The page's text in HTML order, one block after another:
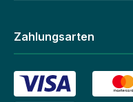
Zahlungsarten